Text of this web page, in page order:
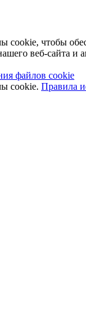
cookie, чтобы
веб-сайта и
файлов cookie
cookie. Правила